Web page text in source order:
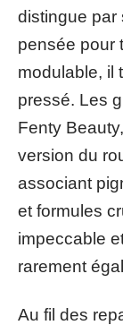
distingue par
pensée pour
modulable, il
pressé. Les
Fenty
version du
associant
et formules
impeccable
rarement
Au fil des